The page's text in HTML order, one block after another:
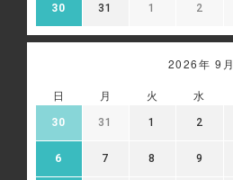
30 31 1 2
2026年 9月
日 月 火 水
30 31 1 2
6 7 8 9